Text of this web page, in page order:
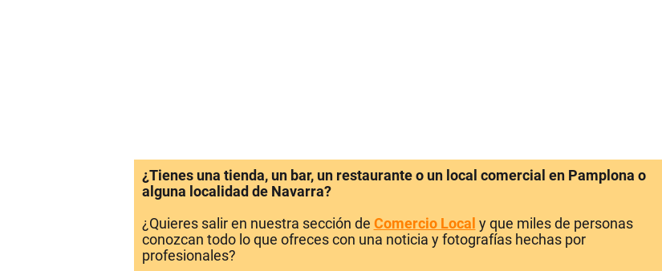
¿Tienes una tienda, un bar, un restaurante o un local comercial en Pamplona o
alguna localidad de Navarra?
¿Quieres salir en nuestra sección de Comercio Local y que miles de personas
conozcan todo lo que ofreces con una noticia y fotografías hechas por
profesionales?